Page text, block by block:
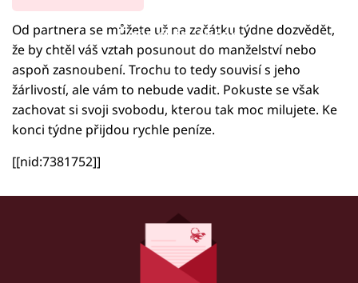
Failed to fetch
Od partnera se můžete už na začátku týdne dozvědět,
že by chtěl váš vztah posunout do manželství nebo
aspoň zasnoubení. Trochu to tedy souvisí s jeho
žárlivostí, ale vám to nebude vadit. Pokuste se však
zachovat si svoji svobodu, kterou tak moc milujete. Ke
konci týdne přijdou rychle peníze.
[[nid:7381752]]